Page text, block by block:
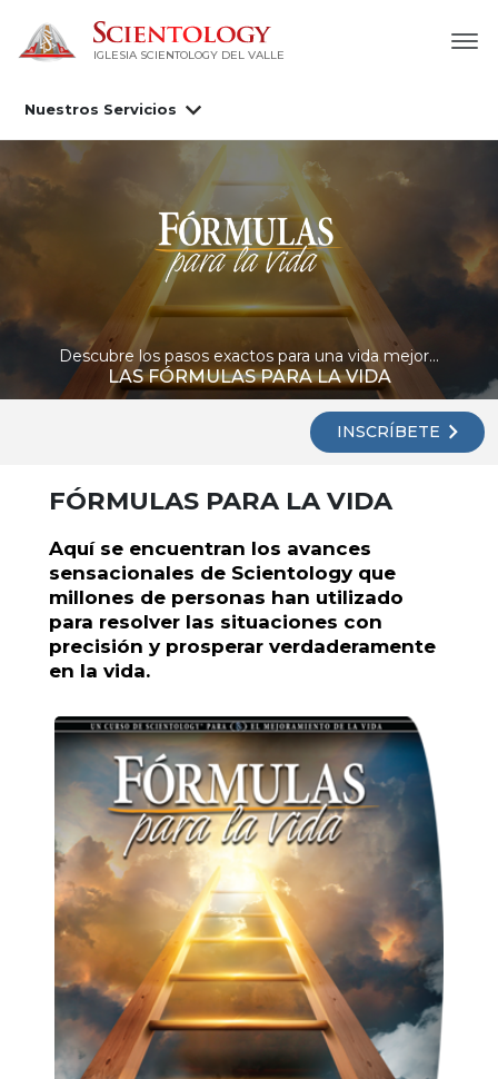
IGLESIA SCIENTOLOGY DEL VALLE
Nuestros Servicios
Descubre los pasos exactos para una vida mejor...
LAS FÓRMULAS PARA LA VIDA
INSCRÍBETE
FÓRMULAS PARA LA VIDA
Aquí se encuentran los avances
sensacionales de Scientology que
millones de personas han utilizado
para resolver las situaciones con
precisión y prosperar verdaderamente
en la vida.